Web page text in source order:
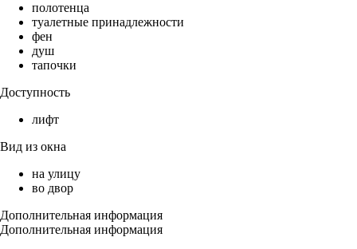
полотенца
туалетные принадлежности
фен
душ
тапочки
Доступность
лифт
Вид из окна
на улицу
во двор
Дополнительная информация
Дополнительная информация